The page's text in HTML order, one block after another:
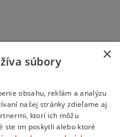
×
súbory
obsahu, reklám a analýzu
našej stránky zdieľame aj
ktorí ich môžu
ste im poskytli alebo ktoré